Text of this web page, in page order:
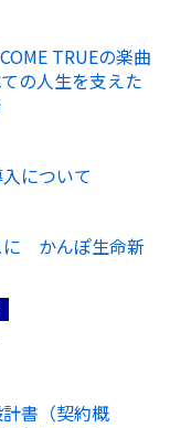
TRUEの楽曲
の人生を支えた
について
に かんぽ生命新
書（契約概